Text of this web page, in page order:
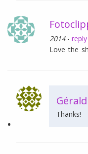
2014 - reply
Love the
Thanks!